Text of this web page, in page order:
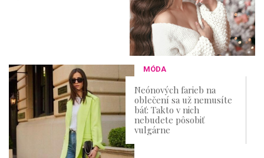
MÓDA
Neónových farieb na
oblečení sa už nemusíte
báť: Takto v nich
nebudete pôsobiť
vulgárne